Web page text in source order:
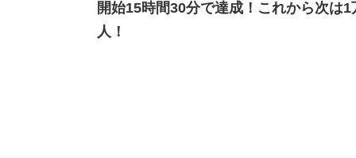
開始15時間30分で達成！これから次は1
人！